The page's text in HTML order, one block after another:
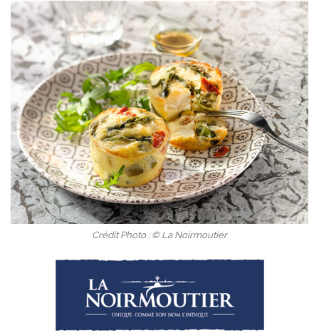
Crédit Photo : © La Noirmoutier